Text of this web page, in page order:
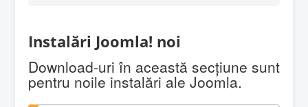
Instalări Joomla! noi
Download-uri în această secţiune sunt
pentru noile instalări ale Joomla.